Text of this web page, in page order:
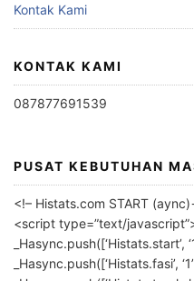
Kontak Kami
KONTAK KAMI
087877691539
PUSAT KEBUTUHAN
<!– Histats.com START
<script type=”text/
_Hasync.push([‘Histats.fasi’,